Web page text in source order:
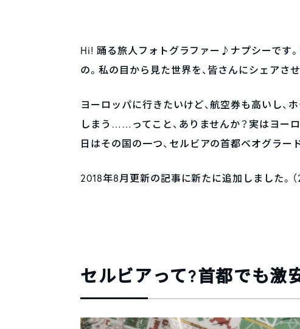
Hi! 踊る旅人フォトグラファー♪ナプシーです
の。私の目から見た世界を、皆さんにシェアさ
ヨーロッパに行きたいけど、航空券も高いし、
しまう……ってこと、ありませんか？実はヨー
日はその国の一つ、セルビアの首都ベオグラー
2018年8月更新の記事に新たに追加しました。
セルビアって?首都でも激